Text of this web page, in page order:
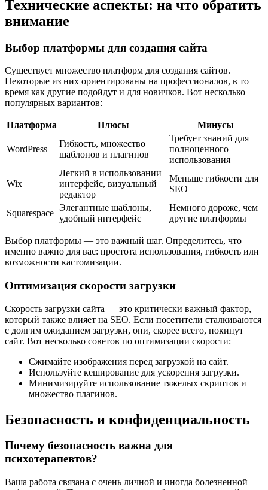
Технические аспекты: на что обратить
внимание
Выбор платформы для создания сайта
Существует множество платформ для создания сайтов.
Некоторые из них ориентированы на профессионалов, в то
время как другие подойдут и для новичков. Вот несколько
популярных вариантов:
Платформа Плюсы Минусы
WordPress
Гибкость, множество
шаблонов и плагинов
Требует знаний для
полноценного
использования
Wix
Легкий в использовании
интерфейс, визуальный
редактор
Меньше гибкости для
SEO
Squarespace
Элегантные шаблоны,
удобный интерфейс
Немного дороже, чем
другие платформы
Выбор платформы — это важный шаг. Определитесь, что
именно важно для вас: простота использования, гибкость или
возможности кастомизации.
Оптимизация скорости загрузки
Скорость загрузки сайта — это критически важный фактор,
который также влияет на SEO. Если посетители сталкиваются
с долгим ожиданием загрузки, они, скорее всего, покинут
сайт. Вот несколько советов по оптимизации скорости:
Сжимайте изображения перед загрузкой на сайт.
Используйте кеширование для ускорения загрузки.
Минимизируйте использование тяжелых скриптов и
множество плагинов.
Безопасность и конфиденциальность
Почему безопасность важна для
психотерапевтов?
Ваша работа связана с очень личной и иногда болезненной